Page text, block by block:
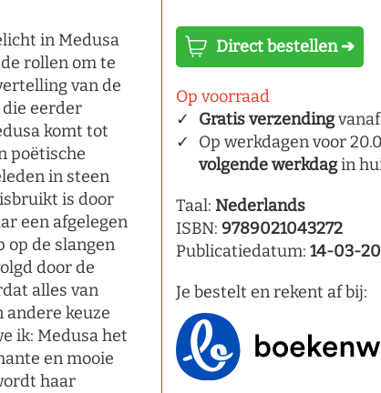
in Medusa
rollen om te
van de
die eerder
komt tot
poëtische
in steen
is door
een afgelegen
op de slangen
door de
alles van
andere keuze
ik: Medusa het
en mooie
haar
Direct bestellen ➔
Op voorraad
Gratis verzendingvanaf
Op werkdagen voor
volgende werkdagin
Taal: Nederlands
ISBN: 9789021043272
Publicatiedatum: 14-03-
Je bestelt en rekent af bij: